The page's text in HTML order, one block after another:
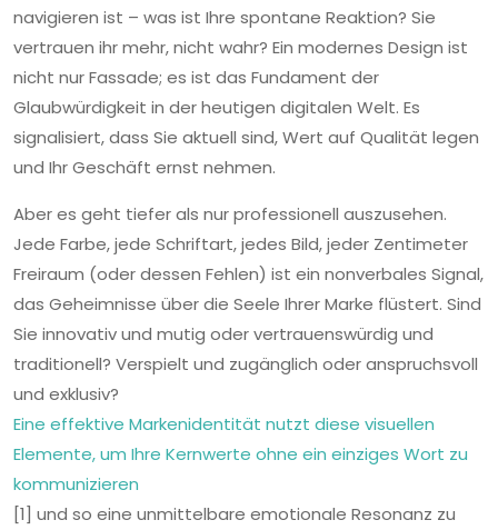
navigieren ist – was ist Ihre spontane Reaktion? Sie
vertrauen ihr mehr, nicht wahr? Ein modernes Design ist
nicht nur Fassade; es ist das Fundament der
Glaubwürdigkeit in der heutigen digitalen Welt. Es
signalisiert, dass Sie aktuell sind, Wert auf Qualität legen
und Ihr Geschäft ernst nehmen.
Aber es geht tiefer als nur professionell auszusehen.
Jede Farbe, jede Schriftart, jedes Bild, jeder Zentimeter
Freiraum (oder dessen Fehlen) ist ein nonverbales Signal,
das Geheimnisse über die Seele Ihrer Marke flüstert. Sind
Sie innovativ und mutig oder vertrauenswürdig und
traditionell? Verspielt und zugänglich oder anspruchsvoll
und exklusiv?
Eine effektive Markenidentität nutzt diese visuellen
Elemente, um Ihre Kernwerte ohne ein einziges Wort zu
kommunizieren
[1] und so eine unmittelbare emotionale Resonanz zu